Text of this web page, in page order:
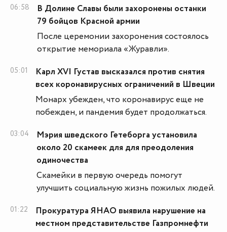
06:58
В Долине Славы были захоронены останки
79 бойцов Красной армии
После церемонии захоронения состоялось
открытие мемориала «Журавли».
05:01
Карл XVI Густав высказался против снятия
всех коронавирусных ограничений в Швеции
Монарх убежден, что коронавирус еще не
побежден, и пандемия будет продолжаться.
03:04
Мэрия шведского Гетеборга установила
около 20 скамеек для для преодоления
одиночества
Скамейки в первую очередь помогут
улучшить социальную жизнь пожилых людей.
01:22
Прокуратура ЯНАО выявила нарушение на
местном представительстве Газпромнефти